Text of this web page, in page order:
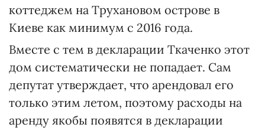
коттеджем на Трухановом острове в
Киеве как минимум с 2016 года.
Вместе с тем в декларации Ткаченко этот
дом систематически не попадает. Сам
депутат утверждает, что арендовал его
только этим летом, поэтому расходы на
аренду якобы появятся в декларации